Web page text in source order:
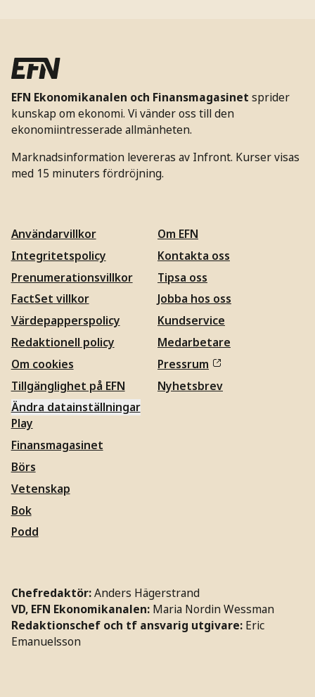
EFN Ekonomikanalen och Finansmagasinet sprider
kunskap om ekonomi. Vi vänder oss till den
ekonomiintresserade allmänheten.
Marknadsinformation levereras av Infront. Kurser visas
med 15 minuters fördröjning.
Användarvillkor
Integritetspolicy
Prenumerationsvillkor
FactSet villkor
Värdepapperspolicy
Redaktionell policy
Om cookies
Tillgänglighet på EFN
Ändra datainställningar
Om EFN
Kontakta oss
Tipsa oss
Jobba hos oss
Kundservice
Medarbetare
Pressrum
Nyhetsbrev
Play
Finansmagasinet
Börs
Vetenskap
Bok
Podd
Chefredaktör:Anders Hägerstrand
VD, EFN Ekonomikanalen: Maria Nordin Wessman
Redaktionschef och tf ansvarig utgivare: Eric
Emanuelsson